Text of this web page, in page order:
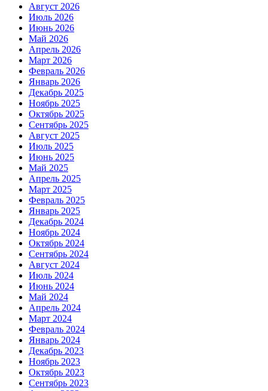
Август 2026
Июль 2026
Июнь 2026
Май 2026
Апрель 2026
Март 2026
Февраль 2026
Январь 2026
Декабрь 2025
Ноябрь 2025
Октябрь 2025
Сентябрь 2025
Август 2025
Июль 2025
Июнь 2025
Май 2025
Апрель 2025
Март 2025
Февраль 2025
Январь 2025
Декабрь 2024
Ноябрь 2024
Октябрь 2024
Сентябрь 2024
Август 2024
Июль 2024
Июнь 2024
Май 2024
Апрель 2024
Март 2024
Февраль 2024
Январь 2024
Декабрь 2023
Ноябрь 2023
Октябрь 2023
Сентябрь 2023